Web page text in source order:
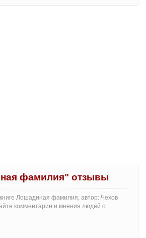
фамилия" отзывы
Лошадиная фамилия, автор: Чехов
комментарии и мнения людей о